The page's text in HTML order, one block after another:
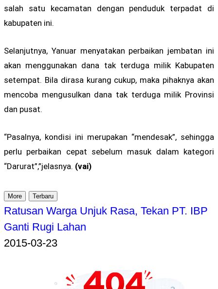
salah satu kecamatan dengan penduduk terpadat di
kabupaten ini.
Selanjutnya, Yanuar menyatakan perbaikan jembatan ini
akan menggunakan dana tak terduga milik Kabupaten
setempat. Bila dirasa kurang cukup, maka pihaknya akan
mencoba mengusulkan dana tak terduga milik Provinsi
dan pusat.
“Pasalnya, kondisi ini merupakan “mendesak”, sehingga
perlu perbaikan cepat sebelum masuk dalam kategori
“Darurat”,”jelasnya. (vai)
More Terbaru
Ratusan Warga Unjuk Rasa, Tekan PT. IBP
Ganti Rugi Lahan
2015-03-23